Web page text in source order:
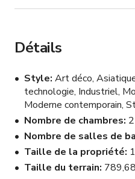
- Plusieurs interviews
haut profil et des sujets
et beaucoup de lumière
- Stucco extérieur sombre
mur noir.
- Cour privée
Détails
Style Art déco,
technologie, Industriel,
Moderne contemporain,
Nombre de chambres 2
Nombre de salles de
Taille de la propriété
Taille du terrain